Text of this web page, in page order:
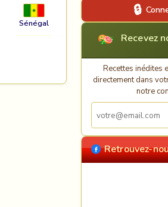
Sénégal
Recevez
Recettes inédites
directement dans
notre
Retrouvez-